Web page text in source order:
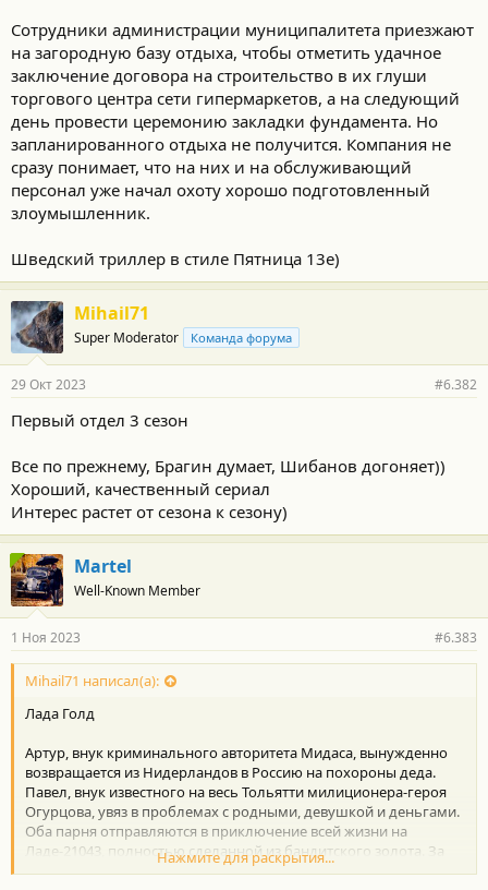
Сотрудники администрации муниципалитета приезжают
на загородную базу отдыха, чтобы отметить удачное
заключение договора на строительство в их глуши
торгового центра сети гипермаркетов, а на следующий
день провести церемонию закладки фундамента. Но
запланированного отдыха не получится. Компания не
сразу понимает, что на них и на обслуживающий
персонал уже начал охоту хорошо подготовленный
злоумышленник.
Шведский триллер в стиле Пятница 13е)
Mihail71
Super Moderator Команда форума
29 Окт 2023 #6.382
Первый отдел 3 сезон
Все по прежнему, Брагин думает, Шибанов догоняет))
Хороший, качественный сериал
Интерес растет от сезона к сезону)
Martel
Well-Known Member
1 Ноя 2023 #6.383
Mihail71 написал(а):
Лада Голд
Артур, внук криминального авторитета Мидаса, вынужденно
возвращается из Нидерландов в Россию на похороны деда.
Павел, внук известного на весь Тольятти милиционера-героя
Огурцова, увяз в проблемах с родными, девушкой и деньгами.
Оба парня отправляются в приключение всей жизни на
Ладе-21043, полностью сделанной из бандитского золота. За
машиной и ребятами охотятся только что вышедшие из
Нажмите для раскрытия...